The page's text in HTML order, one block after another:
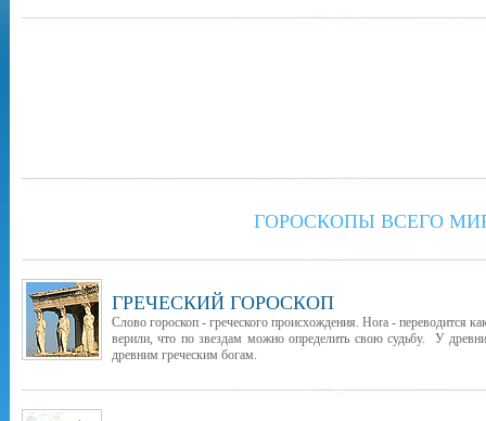
ГОРОСКОПЫ ВСЕГО
ГРЕЧЕСКИЙ ГОРОСКОП
Слово гороскоп - греческого происхождения. Hora - переводится
верили, что по звездам можно определить свою судьбу. У
древним греческим богам.